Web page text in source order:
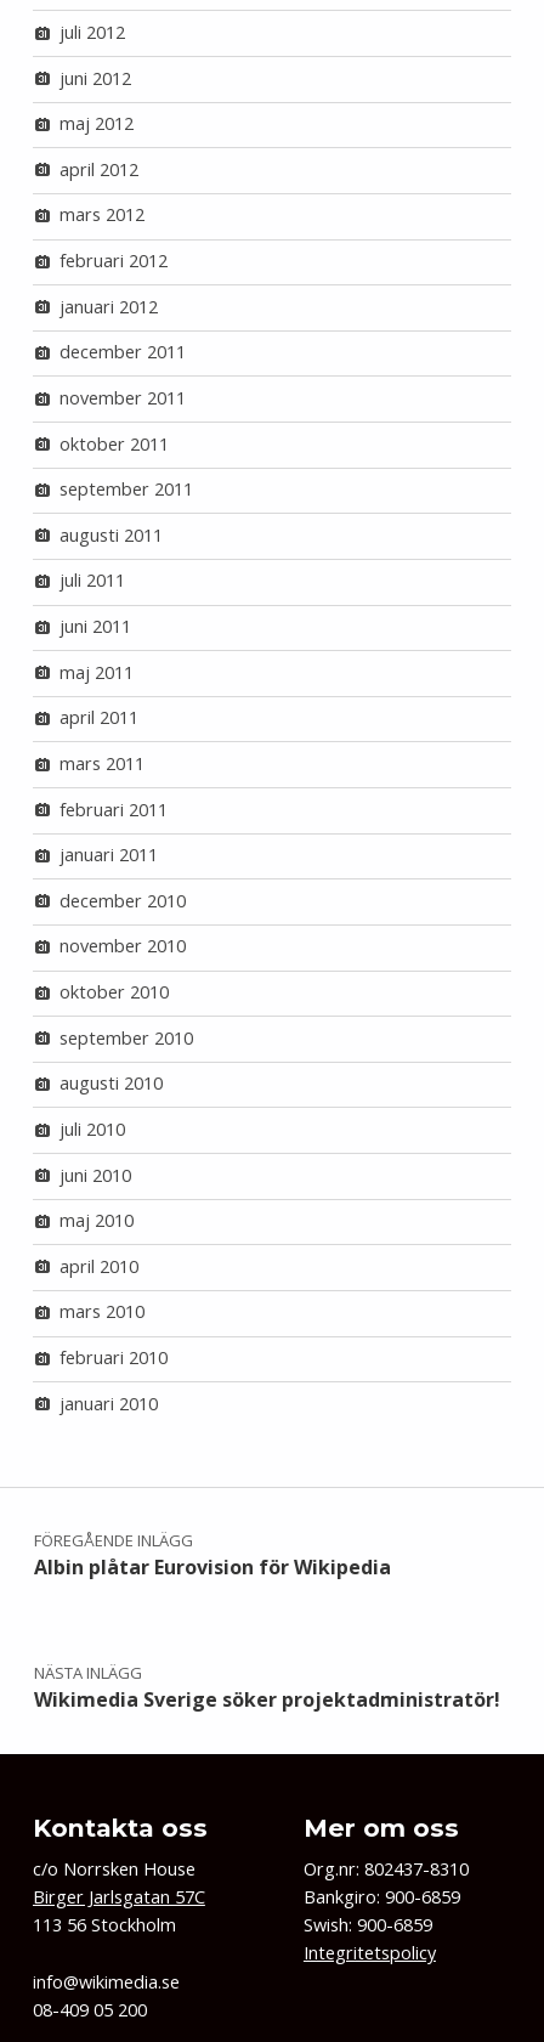
juli 2012
juni 2012
maj 2012
april 2012
mars 2012
februari 2012
januari 2012
december 2011
november 2011
oktober 2011
september 2011
augusti 2011
juli 2011
juni 2011
maj 2011
april 2011
mars 2011
februari 2011
januari 2011
december 2010
november 2010
oktober 2010
september 2010
augusti 2010
juli 2010
juni 2010
maj 2010
april 2010
mars 2010
februari 2010
januari 2010
Inläggsnavigering
FÖREGÅENDE INLÄGG
Albin plåtar Eurovision för Wikipedia
NÄSTA INLÄGG
Wikimedia Sverige söker projektadministratör!
Kontakta oss
c/o Norrsken House
Birger Jarlsgatan 57C
113 56 Stockholm
info@wikimedia.se
08-409 05 200
Mer om oss
Org.nr: 802437-8310
Bankgiro: 900-6859
Swish: 900-6859
Integritetspolicy